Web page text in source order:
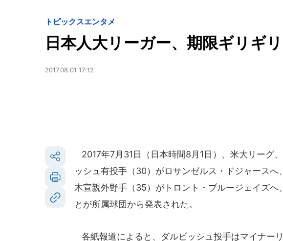
トピックスエンタメ
日本人大リーガー、期限ギリギ
2017.08.01 17:12
2017年7月31日（日本時間8月1日）、米大リーグ
ッシュ有投手（30）がロサンゼルス・ドジャース
木宣親外野手（35）がトロント・ブルージェイズへ
とが所属球団から発表された。
各紙報道によると、ダルビッシュ投手はマイナー